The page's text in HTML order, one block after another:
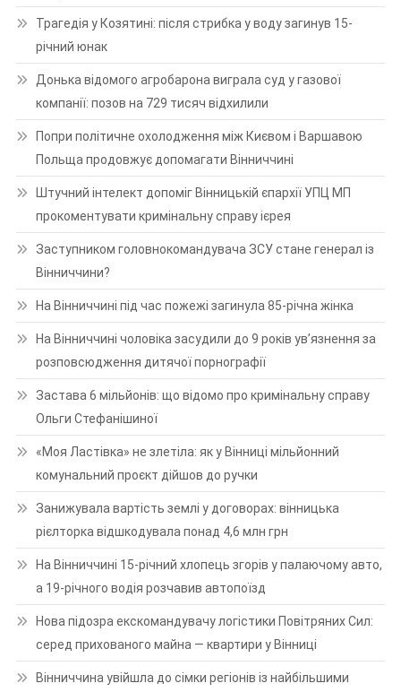
Трагедія у Козятині: після стрибка у воду загинув 15-
річний юнак
Донька відомого агробарона виграла суд у газової
компанії: позов на 729 тисяч відхилили
Попри політичне охолодження між Києвом і Варшавою
Польща продовжує допомагати Вінниччині
Штучний інтелект допоміг Вінницькій єпархії УПЦ МП
прокоментувати кримінальну справу ієрея
Заступником головнокомандувача ЗСУ стане генерал із
Вінниччини?
На Вінниччині під час пожежі загинула 85-річна жінка
На Вінниччині чоловіка засудили до 9 років ув’язнення за
розповсюдження дитячої порнографії
Застава 6 мільйонів: що відомо про кримінальну справу
Ольги Стефанішиної
«Моя Ластівка» не злетіла: як у Вінниці мільйонний
комунальний проєкт дійшов до ручки
Занижувала вартість землі у договорах: вінницька
рієлторка відшкодувала понад 4,6 млн грн
На Вінниччині 15-річний хлопець згорів у палаючому авто,
а 19-річного водія розчавив автопоїзд
Нова підозра екскомандувачу логістики Повітряних Сил:
серед прихованого майна — квартири у Вінниці
Вінниччина увійшла до сімки регіонів із найбільшими